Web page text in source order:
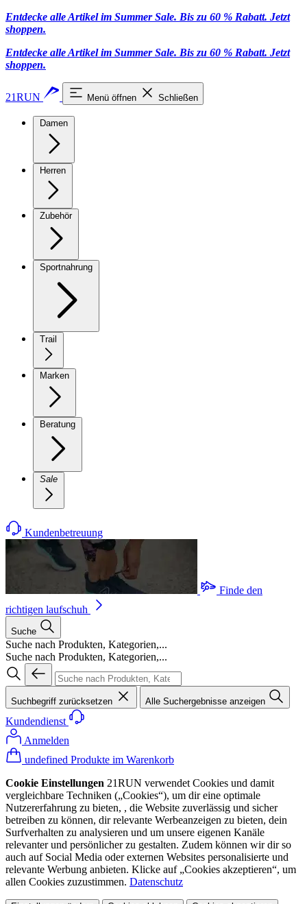
Entdecke alle Artikel im Summer Sale. Bis zu 60 % Rabatt. Jetzt
shoppen.
Entdecke alle Artikel im Summer Sale. Bis zu 60 % Rabatt. Jetzt
shoppen.
21RUN Menü öffnen Schließen
Damen
Herren
Zubehör
Sportnahrung
Trail
Marken
Beratung
Sale
Kundenbetreuung
Finde den
richtigen laufschuh
Suche
Suche nach Produkten, Kategorien,...
Suche nach Produkten, Kategorien,...
Suchbegriff zurücksetzen Alle Suchergebnisse anzeigen
Kundendienst
Anmelden
undefined Produkte im Warenkorb
Cookie Einstellungen 21RUN verwendet Cookies und damit
vergleichbare Techniken („Cookies“), um dir eine optimale
Nutzererfahrung zu bieten, , die Website zuverlässig und sicher
betreiben zu können, dir relevante Werbeanzeigen zu bieten, dein
Surfverhalten zu analysieren und um unsere eigenen Kanäle
relevanter und persönlicher zu gestalten. Zudem können wir dir so
auch auf Social Media oder externen Websites personalisierte und
relevante Werbung anbieten. Klicke auf „Cookies akzeptieren“, um
allen Cookies zuzustimmen. Datenschutz